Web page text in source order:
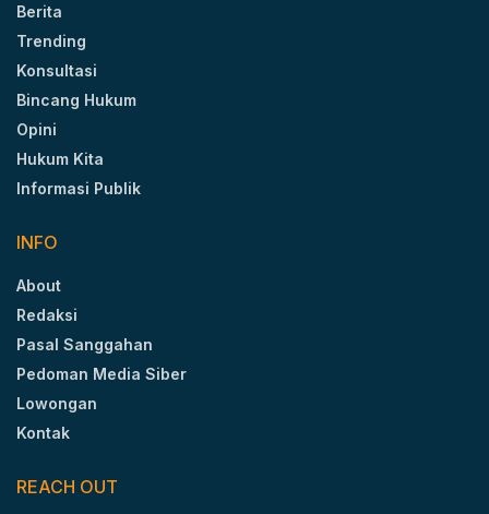
Berita
Trending
Konsultasi
Bincang Hukum
Opini
Hukum Kita
Informasi Publik
INFO
About
Redaksi
Pasal Sanggahan
Pedoman Media Siber
Lowongan
Kontak
REACH OUT